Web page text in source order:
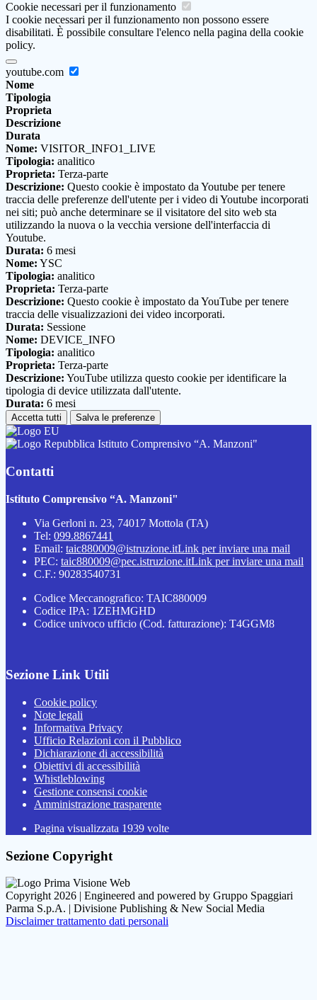
Cookie necessari per il funzionamento
I cookie necessari per il funzionamento non possono essere
disabilitati. È possibile consultare l'elenco nella pagina della cookie
policy.
youtube.com
Nome
Tipologia
Proprieta
Descrizione
Durata
Nome: VISITOR_INFO1_LIVE
Tipologia: analitico
Proprieta: Terza-parte
Descrizione: Questo cookie è impostato da Youtube per tenere
traccia delle preferenze dell'utente per i video di Youtube incorporati
nei siti; può anche determinare se il visitatore del sito web sta
utilizzando la nuova o la vecchia versione dell'interfaccia di
Youtube.
Durata: 6 mesi
Nome: YSC
Tipologia: analitico
Proprieta: Terza-parte
Descrizione: Questo cookie è impostato da YouTube per tenere
traccia delle visualizzazioni dei video incorporati.
Durata: Sessione
Nome: DEVICE_INFO
Tipologia: analitico
Proprieta: Terza-parte
Descrizione: YouTube utilizza questo cookie per identificare la
tipologia di device utilizzata dall'utente.
Durata: 6 mesi
Accetta tutti Salva le preferenze
Istituto Comprensivo “A. Manzoni"
Contatti
Istituto Comprensivo “A. Manzoni"
Via Gerloni n. 23, 74017 Mottola (TA)
Tel: 099.8867441
Email: taic880009@istruzione.itLink per inviare una mail
PEC: taic880009@pec.istruzione.itLink per inviare una mail
C.F.: 90283540731
Codice Meccanografico: TAIC880009
Codice IPA: 1ZEHMGHD
Codice univoco ufficio (Cod. fatturazione): T4GGM8
Sezione Link Utili
Cookie policy
Note legali
Informativa Privacy
Ufficio Relazioni con il Pubblico
Dichiarazione di accessibilità
Obiettivi di accessibilità
Whistleblowing
Gestione consensi cookie
Amministrazione trasparente
Pagina visualizzata 1939 volte
Sezione Copyright
Copyright 2026 | Engineered and powered by Gruppo Spaggiari
Parma S.p.A. | Divisione Publishing & New Social Media
Disclaimer trattamento dati personali